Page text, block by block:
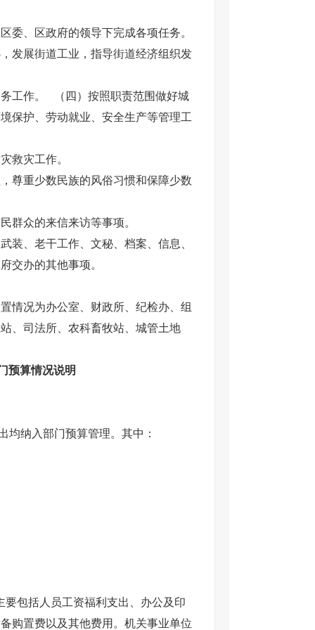
委、区政府的领导下完成各项任务。
发展街道工业，指导街道经济组织发
工作。
（四）按照职责范围做好城
保护、劳动就业、安全生产等管理工
救灾工作。
尊重少数民族的风俗习惯和保障少数
群众的来信来访等事项。
装、老干工作、文秘、档案、信息、
交办的其他事项。
情况为办公室、财政所、纪检办、组
、司法所、农科畜牧站、城管土地
预算情况说明
均纳入部门预算管理。其中：
要包括人员工资福利支出、办公及印
购置费以及其他费用。机关事业单位